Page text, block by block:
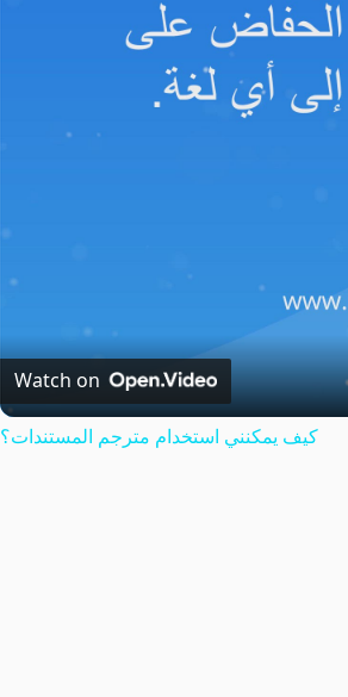
Watch on
كيف يمكنني استخدام مترجم المستندات؟